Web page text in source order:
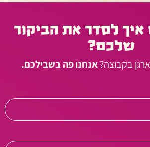
לסדר את הביקור
שלכם?
בקבוצה?אנחנו פה בשבילכם.